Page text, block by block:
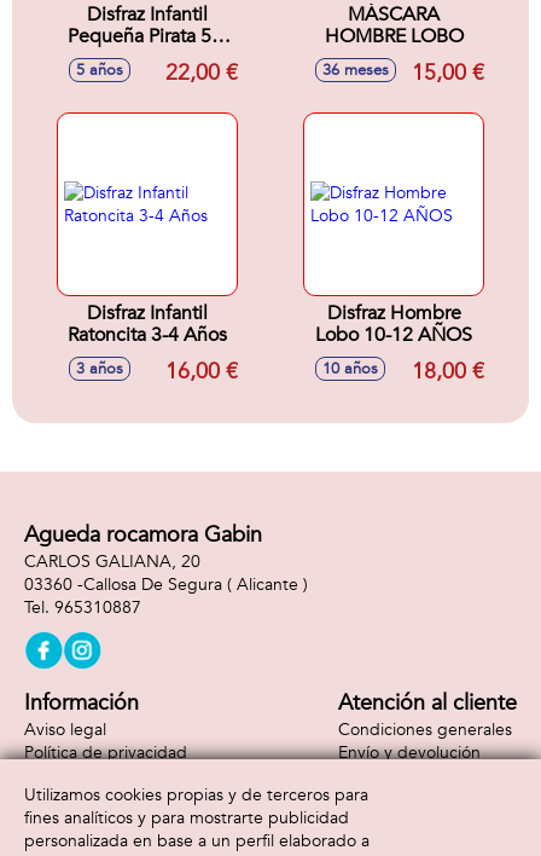
Disfraz Infantil
Pequeña Pirata 5-6
Años
5 años 22,00 €
MÁSCARA
HOMBRE LOBO
36 meses 15,00 €
Disfraz Infantil
Ratoncita 3-4 Años
3 años 16,00 €
Disfraz Hombre
Lobo 10-12 AÑOS
10 años 18,00 €
Agueda rocamora Gabin
CARLOS GALIANA, 20
03360 -Callosa De Segura ( Alicante )
965310887
Información
Aviso legal
Política de privacidad
Atención al cliente
Condiciones generales
Envío y devolución
Formas de pago
Utilizamos cookies propias y de terceros para
fines analíticos y para mostrarte publicidad
personalizada en base a un perfil elaborado a